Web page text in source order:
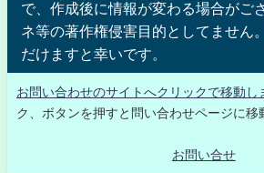
で、作成後に情報が変わる場合がご
ネ等の著作権侵害目的としてません
だけますと幸いです。
お問い合わせのサイトへクリックで移動し
ク、ボタンを押すと問い合わせページに移
お問い合せ